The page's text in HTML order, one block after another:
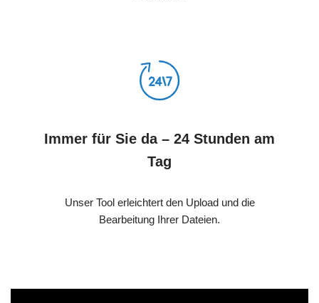
Immer für Sie da – 24 Stunden am
Tag
Unser Tool erleichtert den Upload und die
Bearbeitung Ihrer Dateien.